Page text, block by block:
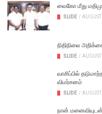
வைகோ மீது
SLIDE /
நிதிநிலை
SLIDE /
வாசிப்பில்
விமர்சனம்
SLIDE /
நான்